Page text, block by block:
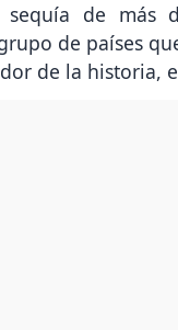
de más
de países
de la historia,